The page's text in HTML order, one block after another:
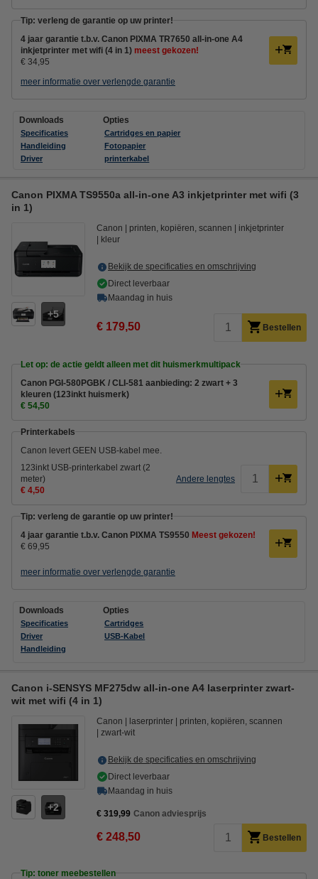
Tip: verleng de garantie op uw printer!
4 jaar garantie t.b.v. Canon PIXMA TR7650 all-in-one A4
inkjetprinter met wifi (4 in 1) meest gekozen!
€ 34,95
meer informatie over verlengde garantie
Downloads
Specificaties
Handleiding
Driver
Opties
Cartridges en papier
Fotopapier
printerkabel
Canon PIXMA TS9550a all-in-one A3 inkjetprinter met wifi (3
in 1)
5
Canon printen, kopiëren, scannen
inkjetprinter
kleur
Bekijk de specificaties en omschrijving
Direct leverbaar
Maandag in huis
€ 179,50 Bestellen
Let op: de actie geldt alleen met dit huismerkmultipack
Canon PGI-580PGBK / CLI-581 aanbieding: 2 zwart + 3
kleuren (123inkt huismerk)
€ 54,50
Printerkabels
Canon levert GEEN USB-kabel mee.
123inkt USB-printerkabel zwart (2
meter)
€ 4,50
Andere lengtes
Tip: verleng de garantie op uw printer!
4 jaar garantie t.b.v. Canon PIXMA TS9550 Meest gekozen!
€ 69,95
meer informatie over verlengde garantie
Downloads
Specificaties
Driver
Handleiding
Opties
Cartridges
USB-Kabel
Canon i-SENSYS MF275dw all-in-one A4 laserprinter zwart-
wit met wifi (4 in 1)
2
Canon laserprinter
printen, kopiëren, scannen
zwart-wit
Bekijk de specificaties en omschrijving
Direct leverbaar
Maandag in huis
€ 319,99 Canon adviesprijs
€ 248,50 Bestellen
Tip: toner meebestellen